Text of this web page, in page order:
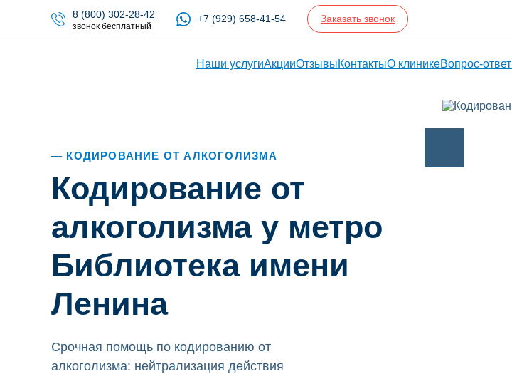
8 (800) 302-28-42
звонок бесплатный
+7 (929) 658-41-54 Заказать звонок
Наши услугиАкцииОтзывыКонтактыО клиникеВопрос-ответ
КОДИРОВАНИЕ ОТ АЛКОГОЛИЗМА
Кодирование от
алкоголизма у метро
Библиотека имени
Ленина
Срочная помощь по кодированию от
алкоголизма: нейтрализация действия